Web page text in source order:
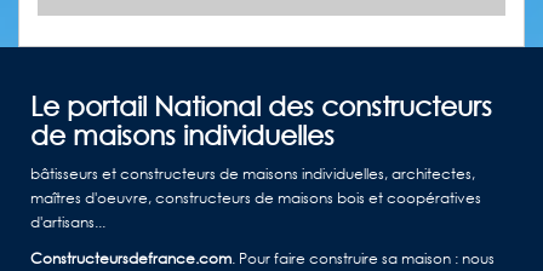
Le portail National des constructeurs
de maisons individuelles
bâtisseurs et constructeurs de maisons individuelles, architectes,
maîtres d'oeuvre, constructeurs de maisons bois et coopératives
d'artisans...
Constructeursdefrance.com. Pour faire construire sa maison : nous